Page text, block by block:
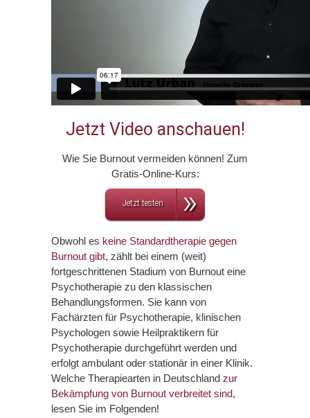
Jetzt Video anschauen!
Wie Sie Burnout vermeiden können! Zum
Gratis-Online-Kurs:
Jetzt testen
Obwohl es keine Standardtherapie gegen
Burnout gibt, zählt bei einem (weit)
fortgeschrittenen Stadium von Burnout eine
Psychotherapie zu den klassischen
Behandlungsformen. Sie kann von
Fachärzten für Psychotherapie, klinischen
Psychologen sowie Heilpraktikern für
Psychotherapie durchgeführt werden und
erfolgt ambulant oder stationär in einer Klinik.
Welche Therapiearten in Deutschland zur
Bekämpfung von Burnout verbreitet sind,
lesen Sie im Folgenden!